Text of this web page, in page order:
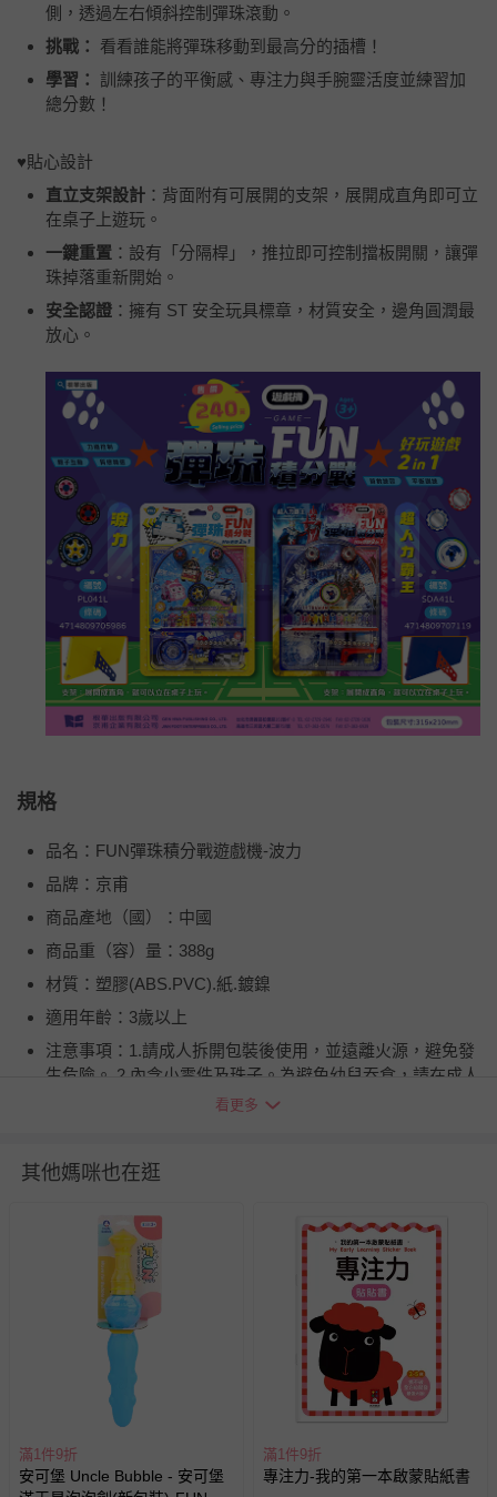
側，透過左右傾斜控制彈珠滾動。
挑戰：
看看誰能將彈珠移動到最高分的插槽！
學習： 訓練孩子的平衡感、專注力與手腕靈活度並練習加
總分數！
♥貼心設計
直立支架設計 ：背面附有可展開的支架，展開成直角即可立
在桌子上遊玩。
一鍵重置 ：設有「分隔桿」，推拉即可控制擋板開關，讓彈
珠掉落重新開始。
安全認證 ：擁有 ST 安全玩具標章，材質安全，邊角圓潤最
放心。
規格
品名：FUN彈珠積分戰遊戲機-波力
品牌：京甫
商品產地（國）：中國
商品重（容）量：388g
材質：塑膠(ABS.PVC).紙.鍍鎳
適用年齡：3歲以上
注意事項：1.請成人拆開包裝後使用，並遠離火源，避免發
生危險。 2.內含小零件及珠子。為避免幼兒吞食，請在成人
監護下使用。 3.本產品不適合未滿三歲幼兒使用。
退換貨須知
並非試用期，您所退回的商品必須是未經使用的全新狀態，
包含完整包裝、配件、說明文件及贈品等。
如需退換貨，請於收到商品7天（含例假日內提出），如為
瑕疵退換貨所產生的運費，將由媽咪愛負責處理，若非瑕疵
退貨，您可至『查詢訂單』>『已出貨』中查詢該筆訂單，
並點選『我要退貨』即可進行申請。若有相關退貨問題，請
至媽咪愛 LINE@客服ID: @mamilove
我們將依序為您處理
與服務，謝謝。
針對滿件折/滿額贈…等活動，如因部份退貨，而該訂單保
看更多
其他媽咪也在逛
滿1件9折
安可堡 Uncle Bubble - 安可堡
滿1件9折
專注力-我的第一本啟蒙貼紙書